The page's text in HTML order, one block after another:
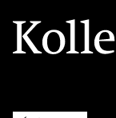
Aller à la page
Logo Kollectif